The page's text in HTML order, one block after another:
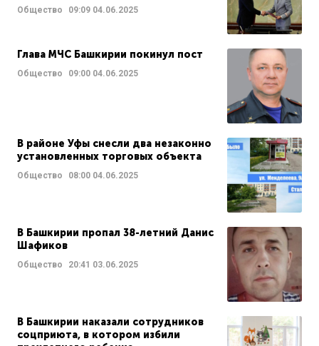
Общество 09:09 04.06.2025
Глава МЧС Башкирии покинул пост
Общество 09:00 04.06.2025
В районе Уфы снесли два незаконно
установленных торговых объекта
Общество 08:00 04.06.2025
В Башкирии пропал 38-летний Данис
Шафиков
Общество 20:41 03.06.2025
В Башкирии наказали сотрудников
соцприюта, в котором избили